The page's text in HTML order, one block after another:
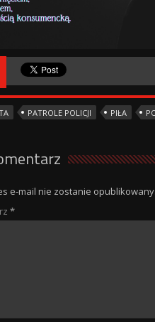
PATROLE POLICJI PIŁA
e-mail nie zostanie opublikowany.
*